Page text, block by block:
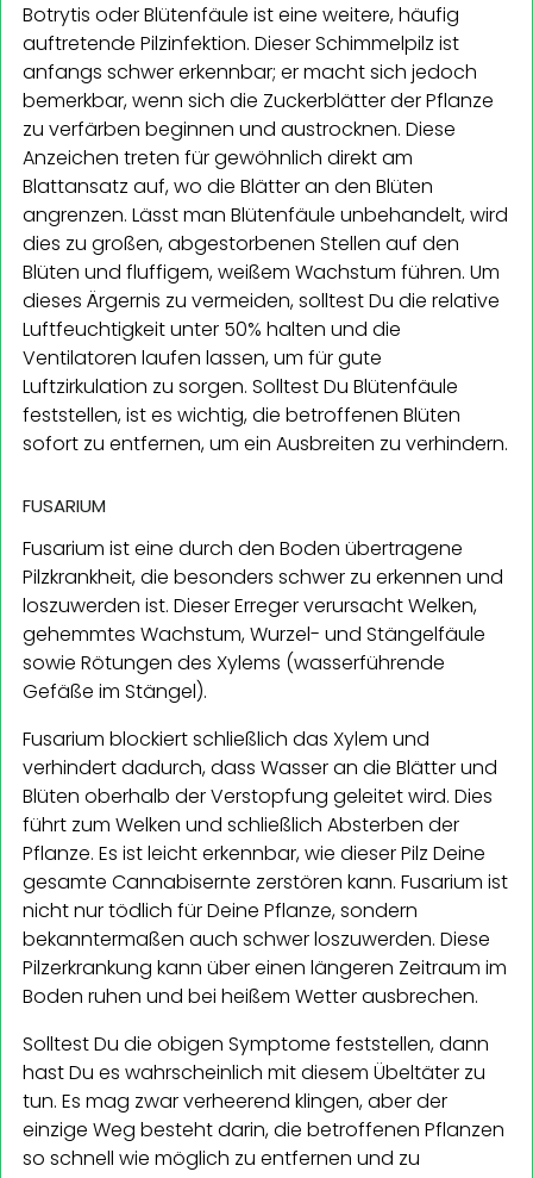
Botrytis oder Blütenfäule ist eine weitere, häufig
auftretende Pilzinfektion. Dieser Schimmelpilz ist
anfangs schwer erkennbar; er macht sich jedoch
bemerkbar, wenn sich die Zuckerblätter der Pflanze
zu verfärben beginnen und austrocknen. Diese
Anzeichen treten für gewöhnlich direkt am
Blattansatz auf, wo die Blätter an den Blüten
angrenzen. Lässt man Blütenfäule unbehandelt, wird
dies zu großen, abgestorbenen Stellen auf den
Blüten und fluffigem, weißem Wachstum führen. Um
dieses Ärgernis zu vermeiden, solltest Du die relative
Luftfeuchtigkeit unter 50% halten und die
Ventilatoren laufen lassen, um für gute
Luftzirkulation zu sorgen. Solltest Du Blütenfäule
feststellen, ist es wichtig, die betroffenen Blüten
sofort zu entfernen, um ein Ausbreiten zu verhindern.
FUSARIUM
Fusarium ist eine durch den Boden übertragene
Pilzkrankheit, die besonders schwer zu erkennen und
loszuwerden ist. Dieser Erreger verursacht Welken,
gehemmtes Wachstum, Wurzel- und Stängelfäule
sowie Rötungen des Xylems (wasserführende
Gefäße im Stängel).
Fusarium blockiert schließlich das Xylem und
verhindert dadurch, dass Wasser an die Blätter und
Blüten oberhalb der Verstopfung geleitet wird. Dies
führt zum Welken und schließlich Absterben der
Pflanze. Es ist leicht erkennbar, wie dieser Pilz Deine
gesamte Cannabisernte zerstören kann. Fusarium ist
nicht nur tödlich für Deine Pflanze, sondern
bekanntermaßen auch schwer loszuwerden. Diese
Pilzerkrankung kann über einen längeren Zeitraum im
Boden ruhen und bei heißem Wetter ausbrechen.
Solltest Du die obigen Symptome feststellen, dann
hast Du es wahrscheinlich mit diesem Übeltäter zu
tun. Es mag zwar verheerend klingen, aber der
einzige Weg besteht darin, die betroffenen Pflanzen
so schnell wie möglich zu entfernen und zu